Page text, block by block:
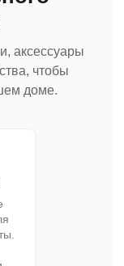
аксессуары
чтобы
доме.